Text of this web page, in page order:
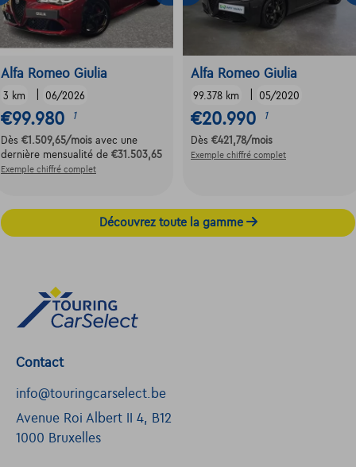
Alfa Romeo Giulia
3 km 06/2026
€99.980 1
Dès €1.509,65/mois avec une
dernière mensualité de €31.503,65
Exemple chiffré complet
Alfa Romeo Giulia
99.378 km 05/2020
€20.990 1
Dès €421,78/mois
Exemple chiffré complet
Découvrez toute la gamme
Contact
info@touringcarselect.be
Avenue Roi Albert II 4, B12
1000 Bruxelles